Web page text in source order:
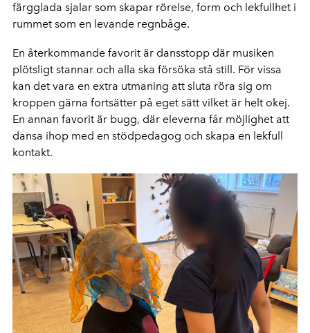
färgglada sjalar som skapar rörelse, form och lekfullhet i
rummet som en levande regnbåge.
En återkommande favorit är dansstopp där musiken
plötsligt stannar och alla ska försöka stå still. För vissa
kan det vara en extra utmaning att sluta röra sig om
kroppen gärna fortsätter på eget sätt vilket är helt okej.
En annan favorit är bugg, där eleverna får möjlighet att
dansa ihop med en stödpedagog och skapa en lekfull
kontakt.